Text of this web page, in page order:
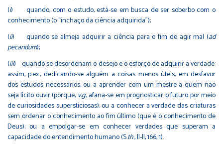
(i) quando, com o estudo, está-se em busca de ser soberbo com o
conhecimento (o “inchaço da ciência adquirida”);
(ii) quando se almeja adquirir a ciência para o fim de agir mal (ad
pecandum);
(iii) quando se desordenam o desejo e o esforço de adquirir a verdade:
assim, p.ex., dedicando-se alguém a coisas menos úteis, em desfavor
dos estudos necessários; ou a aprender com um mestre a quem não
seja lícito ouvir (porque, v.g., afana-se em prognosticar o futuro por meio
de curiosidades supersticiosas); ou a conhecer a verdade das criaturas
sem ordenar o conhecimento ao fim último (que é o conhecimento de
Deus); ou a empolgar-se em conhecer verdades que superam a
capacidade do entendimento humano (S.th., II-II, 166, 1).